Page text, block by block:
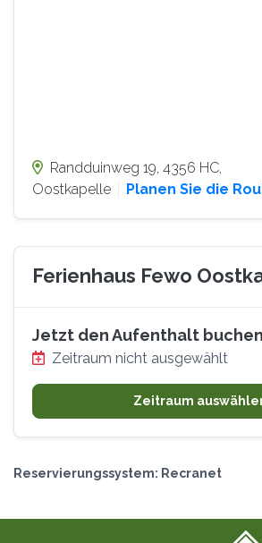
Randduinweg 19, 4356 HC,
Oostkapelle
Planen Sie die
Ferienhaus Fewo
Jetzt den Aufenthalt buchen
Zeitraum nicht ausgewählt
Zeitraum
Reservierungssystem: Recranet